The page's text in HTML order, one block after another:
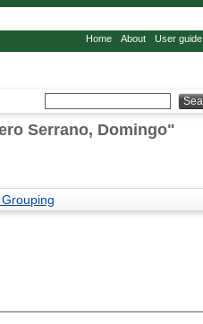
Home About User guide
Serrano, Domingo"